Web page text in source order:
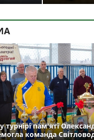
пам'яті
команда